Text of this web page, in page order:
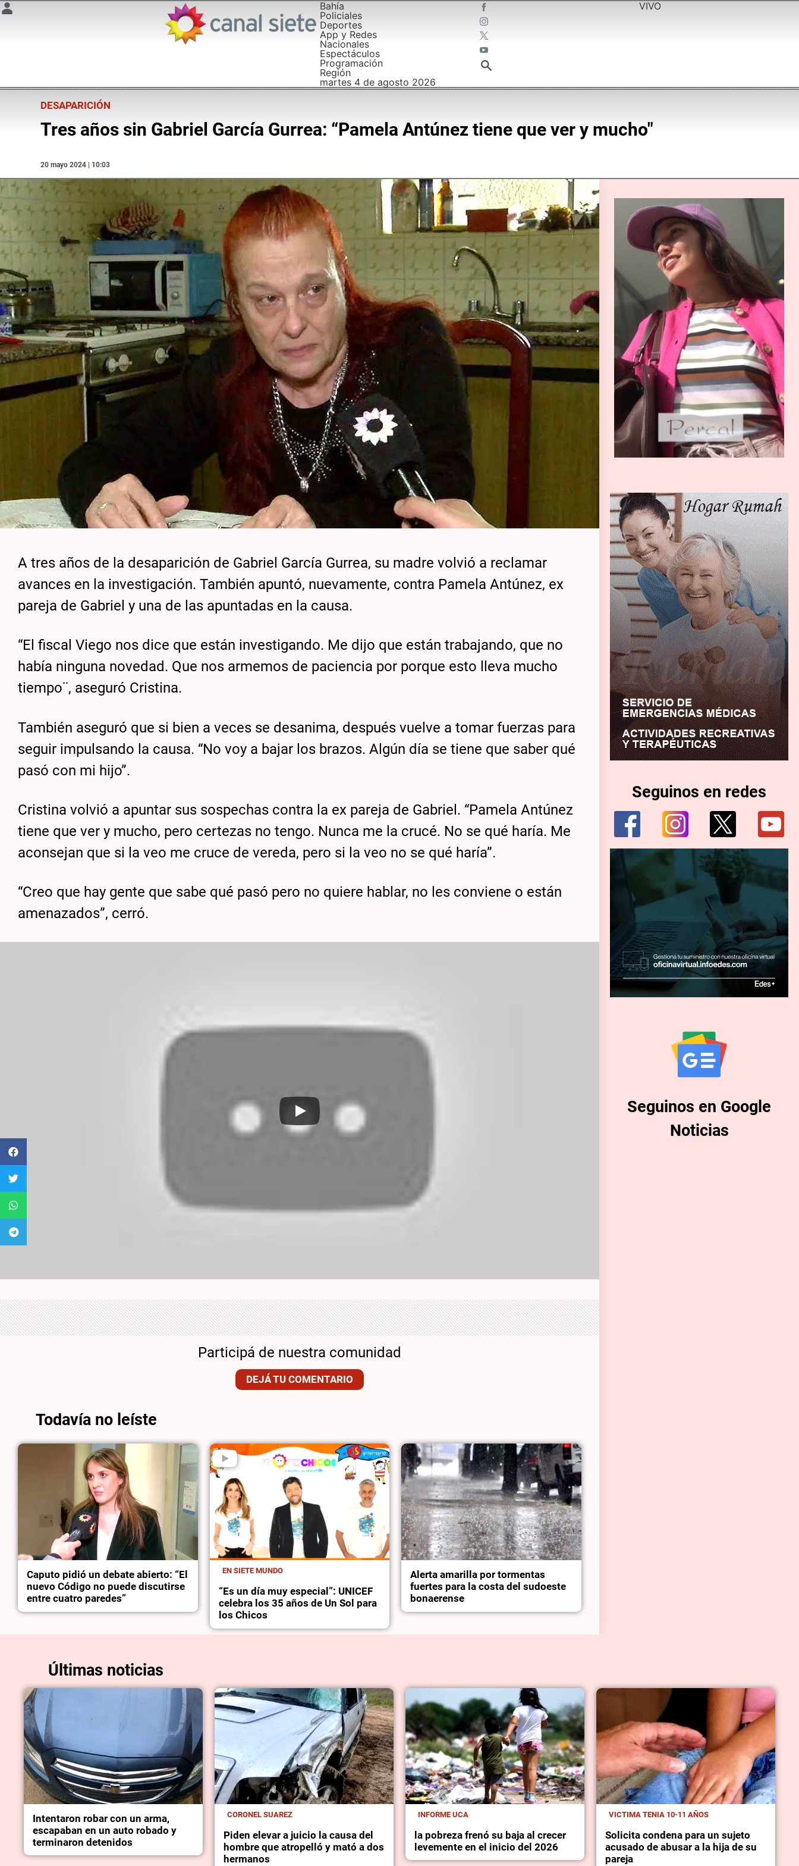
Bahía
Policiales
Deportes
App y Redes
Nacionales
Espectáculos
Programación
Región
martes 4 de agosto 2026
VIVO
DESAPARICIÓN
Tres años sin Gabriel García Gurrea: “Pamela Antúnez tiene que ver y mucho"
20 mayo 2024 | 10:03
A tres años de la desaparición de Gabriel García Gurrea, su madre volvió a reclamar
avances en la investigación. También apuntó, nuevamente, contra Pamela Antúnez, ex
pareja de Gabriel y una de las apuntadas en la causa.
“El fiscal Viego nos dice que están investigando. Me dijo que están trabajando, que no
había ninguna novedad. Que nos armemos de paciencia por porque esto lleva mucho
tiempo¨, aseguró Cristina.
También aseguró que si bien a veces se desanima, después vuelve a tomar fuerzas para
seguir impulsando la causa. “No voy a bajar los brazos. Algún día se tiene que saber qué
pasó con mi hijo”.
Cristina volvió a apuntar sus sospechas contra la ex pareja de Gabriel. “Pamela Antúnez
tiene que ver y mucho, pero certezas no tengo. Nunca me la crucé. No se qué haría. Me
aconsejan que si la veo me cruce de vereda, pero si la veo no se qué haría”.
“Creo que hay gente que sabe qué pasó pero no quiere hablar, no les conviene o están
amenazados”, cerró.
Participá de nuestra comunidad
DEJÁ TU COMENTARIO
Todavía no leíste
Caputo pidió un debate abierto: “El
nuevo Código no puede discutirse
entre cuatro paredes”
EN SIETE MUNDO
“Es un día muy especial”: UNICEF
celebra los 35 años de Un Sol para
los Chicos
Alerta amarilla por tormentas
fuertes para la costa del sudoeste
bonaerense
Seguinos en redes
Seguinos en Google
Noticias
Últimas noticias
Intentaron robar con un arma,
escapaban en un auto robado y
terminaron detenidos
CORONEL SUAREZ
Piden elevar a juicio la causa del
hombre que atropelló y mató a dos
hermanos
INFORME UCA
la pobreza frenó su baja al crecer
levemente en el inicio del 2026
VICTIMA TENIA 10-11 AÑOS
Solicita condena para un sujeto
acusado de abusar a la hija de su
pareja